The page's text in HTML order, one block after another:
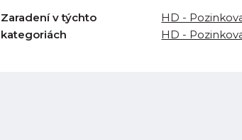
Zaradení v týchto
kategoriách
HD -
HD -